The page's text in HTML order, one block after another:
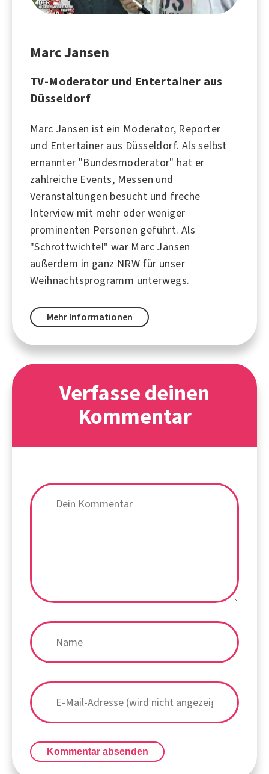
Marc Jansen
TV-Moderator und Entertainer aus
Düsseldorf
Marc Jansen ist ein Moderator, Reporter
und Entertainer aus Düsseldorf. Als selbst
ernannter "Bundesmoderator" hat er
zahlreiche Events, Messen und
Veranstaltungen besucht und freche
Interview mit mehr oder weniger
prominenten Personen geführt. Als
"Schrottwichtel" war Marc Jansen
außerdem in ganz NRW für unser
Weihnachtsprogramm unterwegs.
Mehr Informationen
Verfasse deinen
Kommentar
Kommentar absenden